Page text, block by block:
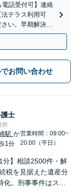
電話受付可】連絡
テラス利用可
い。早期解決を
でお問い合わせ
士
所
駅 か
1分
営業時間：09:00~
20:00（平日）
分】相談2500件・解
税を見据えた遺産分
。刑事事件はスピ